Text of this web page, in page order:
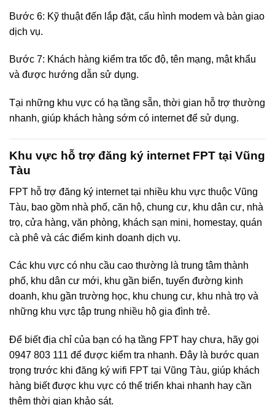
Bước 6: Kỹ thuật đến lắp đặt, cấu hình modem và bàn giao
dịch vụ.
Bước 7: Khách hàng kiểm tra tốc độ, tên mạng, mật khẩu
và được hướng dẫn sử dụng.
Tại những khu vực có hạ tầng sẵn, thời gian hỗ trợ thường
nhanh, giúp khách hàng sớm có internet để sử dụng.
Khu vực hỗ trợ đăng ký internet FPT tại Vũng
Tàu
FPT hỗ trợ đăng ký internet tại nhiều khu vực thuộc Vũng
Tàu, bao gồm nhà phố, căn hộ, chung cư, khu dân cư, nhà
trọ, cửa hàng, văn phòng, khách sạn mini, homestay, quán
cà phê và các điểm kinh doanh dịch vụ.
Các khu vực có nhu cầu cao thường là trung tâm thành
phố, khu dân cư mới, khu gần biển, tuyến đường kinh
doanh, khu gần trường học, khu chung cư, khu nhà trọ và
những khu vực tập trung nhiều hộ gia đình trẻ.
Để biết địa chỉ của bạn có hạ tầng FPT hay chưa, hãy gọi
0947 803 111 để được kiểm tra nhanh. Đây là bước quan
trọng trước khi đăng ký wifi FPT tại Vũng Tàu, giúp khách
hàng biết được khu vực có thể triển khai nhanh hay cần
thêm thời gian khảo sát.